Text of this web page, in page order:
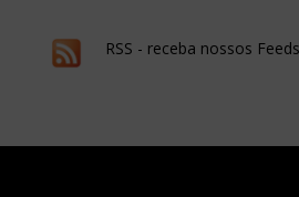
RSS - receba nossos Feeds